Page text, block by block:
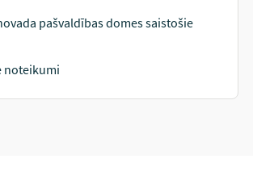
pašvaldības domes saistošie
noteikumi